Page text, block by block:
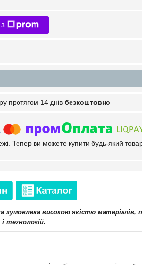
протягом 14 днів безкоштовно
Тепер ви можете купити будь-який
зумовлена високою якістю матеріалів,
технологій.